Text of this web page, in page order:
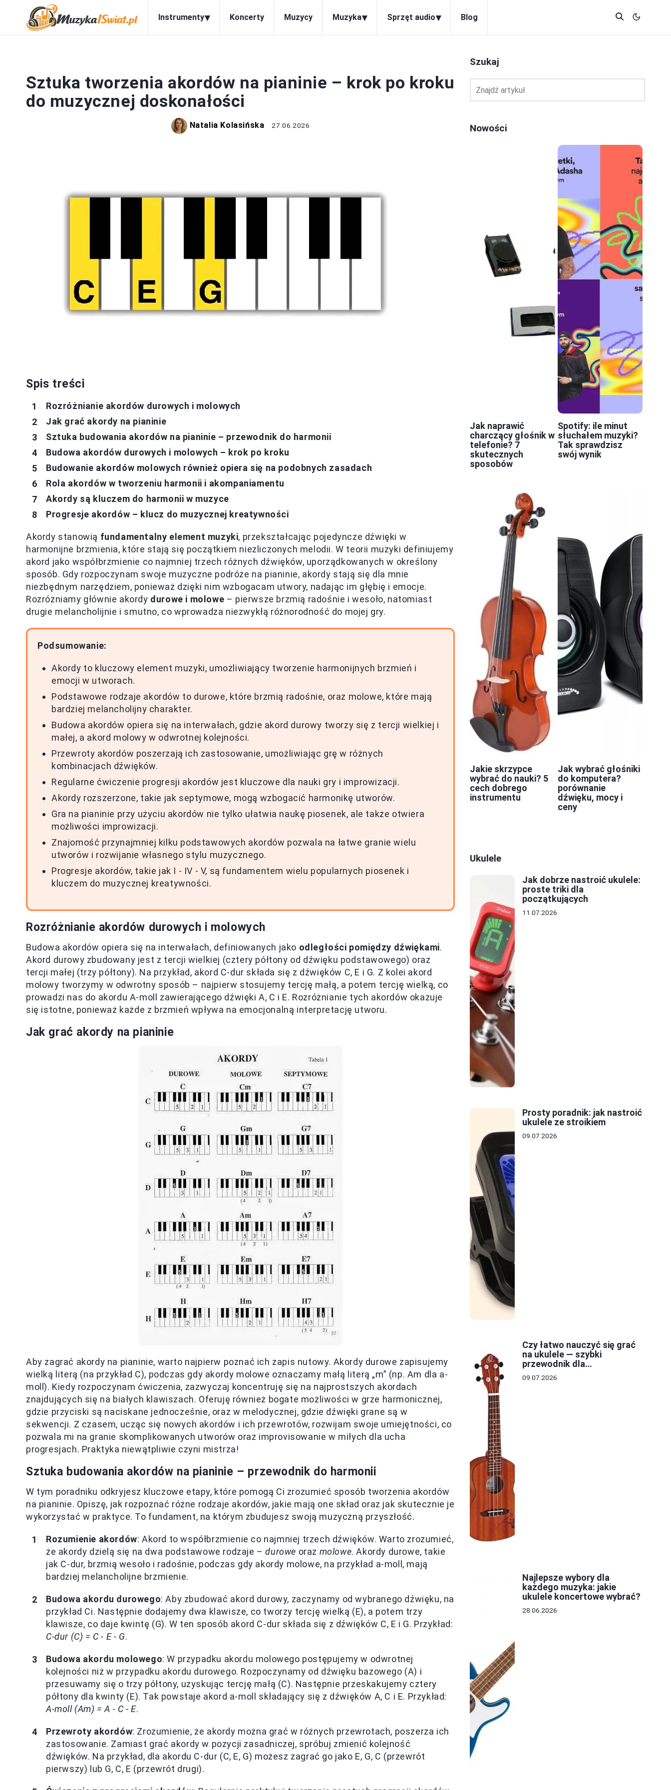
Instrumenty▾ Koncerty Muzycy Muzyka▾ Sprzęt audio▾ Blog
Sztuka tworzenia akordów na pianinie – krok po kroku
do muzycznej doskonałości
Natalia Kolasińska 27.06.2026
Spis treści
Rozróżnianie akordów durowych i molowych
Jak grać akordy na pianinie
Sztuka budowania akordów na pianinie – przewodnik do harmonii
Budowa akordów durowych i molowych – krok po kroku
Budowanie akordów molowych również opiera się na podobnych zasadach
Rola akordów w tworzeniu harmonii i akompaniamentu
Akordy są kluczem do harmonii w muzyce
Progresje akordów – klucz do muzycznej kreatywności
Akordy stanowią fundamentalny element muzyki, przekształcając pojedyncze dźwięki w
harmonijne brzmienia, które stają się początkiem niezliczonych melodii. W teorii muzyki definiujemy
akord jako współbrzmienie co najmniej trzech różnych dźwięków, uporządkowanych w określony
sposób. Gdy rozpoczynam swoje muzyczne podróże na pianinie, akordy stają się dla mnie
niezbędnym narzędziem, ponieważ dzięki nim wzbogacam utwory, nadając im głębię i emocje.
Rozróżniamy głównie akordy durowe i molowe – pierwsze brzmią radośnie i wesoło, natomiast
drugie melancholijnie i smutno, co wprowadza niezwykłą różnorodność do mojej gry.
Podsumowanie:
Akordy to kluczowy element muzyki, umożliwiający tworzenie harmonijnych brzmień i
emocji w utworach.
Podstawowe rodzaje akordów to durowe, które brzmią radośnie, oraz molowe, które mają
bardziej melancholijny charakter.
Budowa akordów opiera się na interwałach, gdzie akord durowy tworzy się z tercji wielkiej i
małej, a akord molowy w odwrotnej kolejności.
Przewroty akordów poszerzają ich zastosowanie, umożliwiając grę w różnych
kombinacjach dźwięków.
Regularne ćwiczenie progresji akordów jest kluczowe dla nauki gry i improwizacji.
Akordy rozszerzone, takie jak septymowe, mogą wzbogacić harmonikę utworów.
Gra na pianinie przy użyciu akordów nie tylko ułatwia naukę piosenek, ale także otwiera
możliwości improwizacji.
Znajomość przynajmniej kilku podstawowych akordów pozwala na łatwe granie wielu
utworów i rozwijanie własnego stylu muzycznego.
Progresje akordów, takie jak I - IV - V, są fundamentem wielu popularnych piosenek i
kluczem do muzycznej kreatywności.
Rozróżnianie akordów durowych i molowych
Budowa akordów opiera się na interwałach, definiowanych jako odległości pomiędzy dźwiękami.
Akord durowy zbudowany jest z tercji wielkiej (cztery półtony od dźwięku podstawowego) oraz
tercji małej (trzy półtony). Na przykład, akord C-dur składa się z dźwięków C, E i G. Z kolei akord
molowy tworzymy w odwrotny sposób – najpierw stosujemy tercję małą, a potem tercję wielką, co
prowadzi nas do akordu A-moll zawierającego dźwięki A, C i E. Rozróżnianie tych akordów okazuje
się istotne, ponieważ każde z brzmień wpływa na emocjonalną interpretację utworu.
Jak grać akordy na pianinie
Aby zagrać akordy na pianinie, warto najpierw poznać ich zapis nutowy. Akordy durowe zapisujemy
wielką literą (na przykład C), podczas gdy akordy molowe oznaczamy małą literą „m” (np. Am dla a-
moll). Kiedy rozpoczynam ćwiczenia, zazwyczaj koncentruję się na najprostszych akordach
znajdujących się na białych klawiszach. Oferuję również bogate możliwości w grze harmonicznej,
gdzie przyciski są naciskane jednocześnie, oraz w melodycznej, gdzie dźwięki grane są w
sekwencji. Z czasem, ucząc się nowych akordów i ich przewrotów, rozwijam swoje umiejętności, co
pozwala mi na granie skomplikowanych utworów oraz improvisowanie w miłych dla ucha
progresjach. Praktyka niewątpliwie czyni mistrza!
Sztuka budowania akordów na pianinie – przewodnik do harmonii
W tym poradniku odkryjesz kluczowe etapy, które pomogą Ci zrozumieć sposób tworzenia akordów
na pianinie. Opiszę, jak rozpoznać różne rodzaje akordów, jakie mają one skład oraz jak skutecznie je
wykorzystać w praktyce. To fundament, na którym zbudujesz swoją muzyczną przyszłość.
Rozumienie akordów: Akord to współbrzmienie co najmniej trzech dźwięków. Warto zrozumieć,
że akordy dzielą się na dwa podstawowe rodzaje –durowe oraz molowe. Akordy durowe, takie
jak C-dur, brzmią wesoło i radośnie, podczas gdy akordy molowe, na przykład a-moll, mają
bardziej melancholijne brzmienie.
Budowa akordu durowego: Aby zbudować akord durowy, zaczynamy od wybranego dźwięku, na
przykład Ci. Następnie dodajemy dwa klawisze, co tworzy tercję wielką (E), a potem trzy
klawisze, co daje kwintę (G). W ten sposób akord C-dur składa się z dźwięków C, E i G. Przykład:
C-dur (C) = C - E - G.
Budowa akordu molowego: W przypadku akordu molowego postępujemy w odwrotnej
kolejności niż w przypadku akordu durowego. Rozpoczynamy od dźwięku bazowego (A) i
przesuwamy się o trzy półtony, uzyskując tercję małą (C). Następnie przeskakujemy cztery
półtony dla kwinty (E). Tak powstaje akord a-moll składający się z dźwięków A, C i E. Przykład:
A-moll (Am) = A - C - E.
Przewroty akordów: Zrozumienie, że akordy można grać w różnych przewrotach, poszerza ich
zastosowanie. Zamiast grać akordy w pozycji zasadniczej, spróbuj zmienić kolejność
dźwięków. Na przykład, dla akordu C-dur (C, E, G) możesz zagrać go jako E, G, C (przewrót
pierwszy) lub G, C, E (przewrót drugi).
Szukaj
Nowości
Jak naprawić
charczący głośnik w
telefonie? 7
skutecznych
sposobów
Spotify: ile minut
słuchałem muzyki?
Tak sprawdzisz
swój wynik
Jakie skrzypce
wybrać do nauki? 5
cech dobrego
instrumentu
Jak wybrać głośniki
do komputera?
porównanie
dźwięku, mocy i
ceny
Ukulele
Jak dobrze nastroić ukulele:
proste triki dla
początkujących
11.07.2026
Prosty poradnik: jak nastroić
ukulele ze stroikiem
09.07.2026
Czy łatwo nauczyć się grać
na ukulele — szybki
przewodnik dla
początkujących
09.07.2026
Najlepsze wybory dla
każdego muzyka: jakie
ukulele koncertowe wybrać?
28.06.2026